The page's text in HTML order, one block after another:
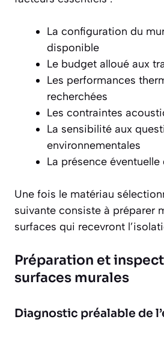
La configuration du
disponible
Le budget alloué aux
Les performances
recherchées
Les contraintes
La sensibilité aux
environnementales
La présence éventuelle
Une fois le matériau
suivante consiste à préparer
surfaces qui recevront
Préparation et
surfaces murales
Diagnostic préalable de